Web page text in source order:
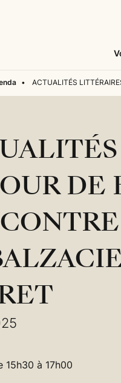
• ACTUALITÉS
DE
15h30 à 17h00